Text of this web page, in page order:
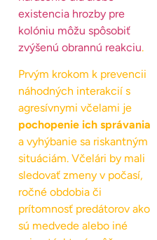
existencia hrozby pre
kolóniu môžu spôsobiť
zvýšenú obrannú reakciu.
Prvým krokom k prevencii
náhodných interakcií s
agresívnymi včelami je
pochopenie ich správania
a vyhýbanie sa riskantným
situáciám. Včelári by mali
sledovať zmeny v počasí,
ročné obdobia či
prítomnosť predátorov ako
sú medvede alebo iné